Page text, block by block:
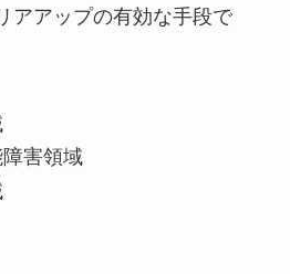
アアップの有効な手段で
害領域